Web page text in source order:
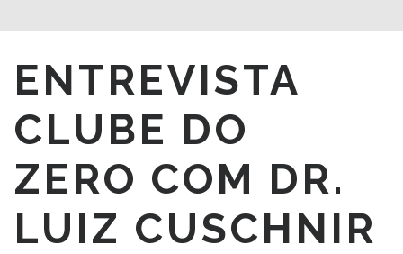
ENTREVISTA
CLUBE DO
ZERO COM DR.
LUIZ CUSCHNIR